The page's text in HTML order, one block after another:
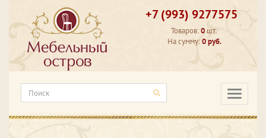
+7 (993) 9277575
Товаров:0 шт.
На сумму:0 руб.